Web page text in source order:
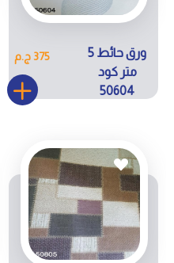
ورق حائط 5
متر كود
50604
375 ج.م